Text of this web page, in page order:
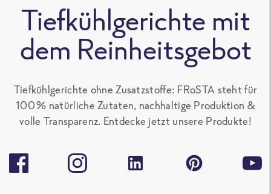
Tiefkühlgerichte mit
dem Reinheitsgebot
Tiefkühlgerichte ohne Zusatzstoffe: FRoSTA steht für
100 % natürliche Zutaten, nachhaltige Produktion &
volle Transparenz. Entdecke jetzt unsere Produkte!